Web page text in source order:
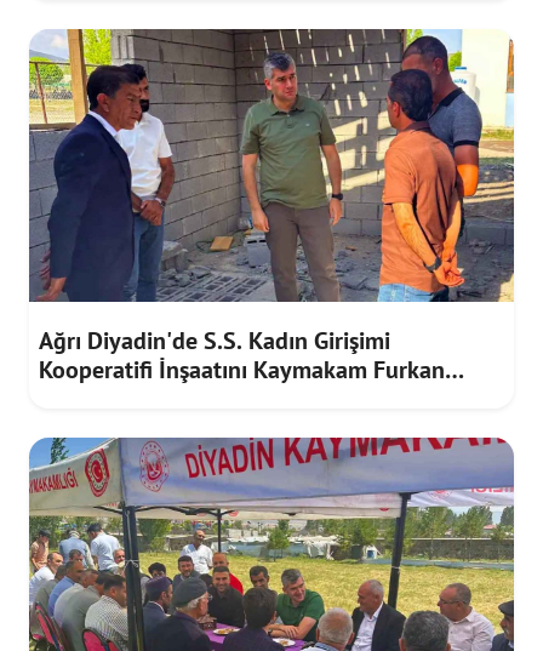
Ağrı Diyadin'de S.S. Kadın Girişimi
Kooperatifi İnşaatını Kaymakam Furkan